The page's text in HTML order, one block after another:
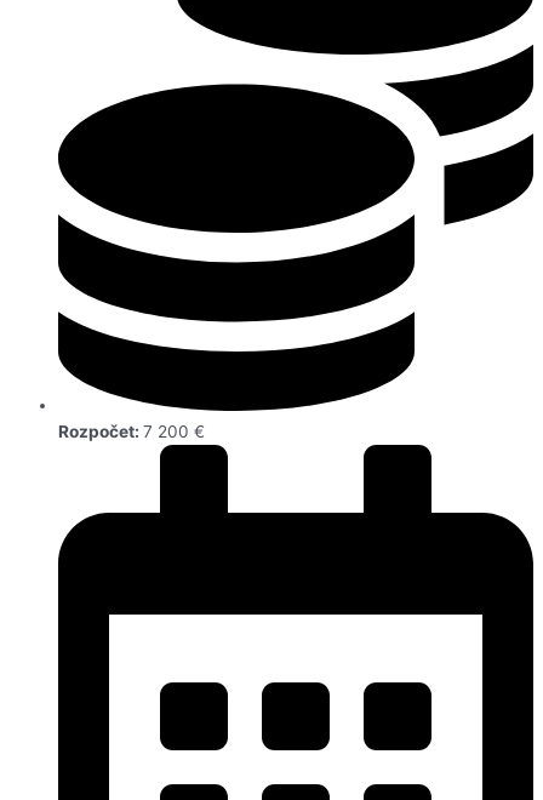
Rozpočet: 7 200 €